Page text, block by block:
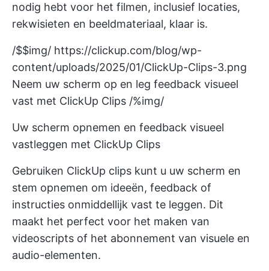
nodig hebt voor het filmen, inclusief locaties,
rekwisieten en beeldmateriaal, klaar is.
/$$img/ https://clickup.com/blog/wp-
content/uploads/2025/01/ClickUp-Clips-3.png
Neem uw scherm op en leg feedback visueel
vast met ClickUp Clips /%img/
Uw scherm opnemen en feedback visueel
vastleggen met ClickUp Clips
Gebruiken ClickUp clips kunt u uw scherm en
stem opnemen om ideeën, feedback of
instructies onmiddellijk vast te leggen. Dit
maakt het perfect voor het maken van
videoscripts of het abonnement van visuele en
audio-elementen.